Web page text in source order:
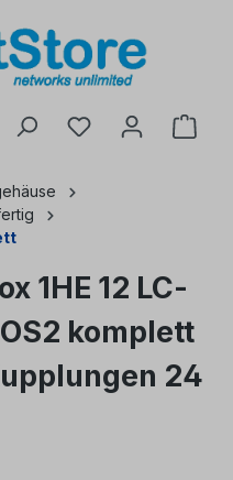
1HE 12 LC-
komplett
24